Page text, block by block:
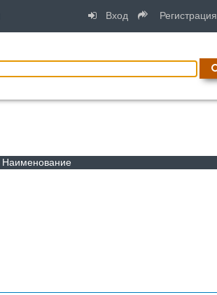
Вход Регистрация
Наименование